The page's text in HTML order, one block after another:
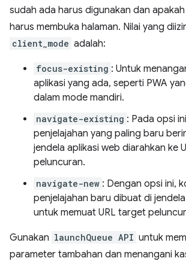
sudah ada harus digunakan dan
harus membuka halaman. Nilai yang
client_mode adalah:
focus-existing : Untuk
aplikasi yang ada, seperti PWA
dalam mode mandiri.
navigate-existing : Pada opsi
penjelajahan yang paling baru
jendela aplikasi web diarahkan ke
peluncuran.
navigate-new : Dengan opsi ini,
penjelajahan baru dibuat di
untuk memuat URL target
Gunakan launchQueue API untuk
parameter tambahan dan menangani